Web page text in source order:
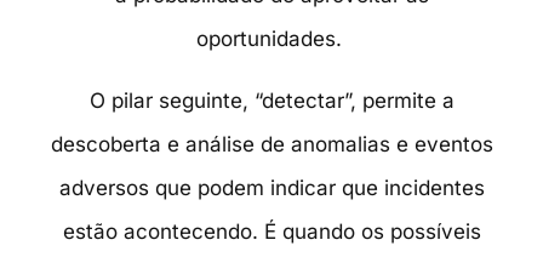
oportunidades.
O pilar seguinte, “detectar”, permite a
descoberta e análise de anomalias e eventos
adversos que podem indicar que incidentes
estão acontecendo. É quando os possíveis